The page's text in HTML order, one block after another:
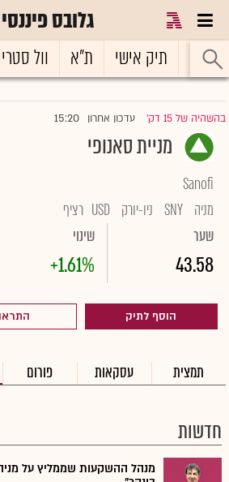
גלובס פיננסי
ראשי תיק אישי ת"א וול
בהשהיה של 15 דק' |עדכון אחרון 15:20
מניית סאנופי
Sanofi
מניה SNY ניו-יורק USD רציף
שער
43.58
שינוי
+1.61%
הוסף לתיק
תמצית עסקאות פורום
חדשות
מנהל ההשקעות שממליץ על